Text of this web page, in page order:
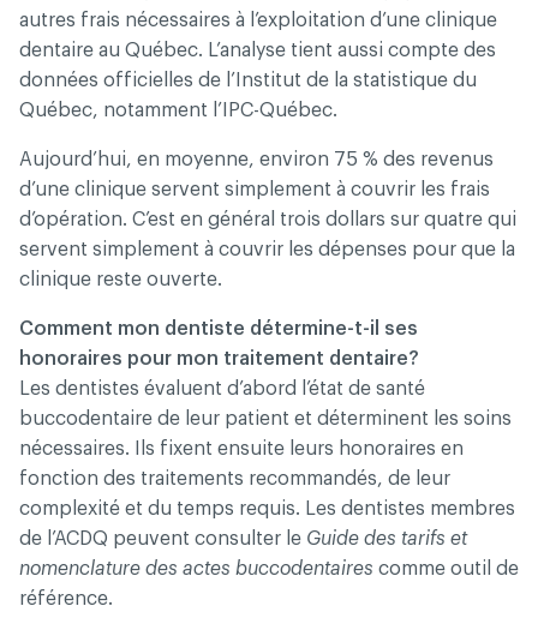
autres frais nécessaires à l’exploitation d’une clinique
dentaire au Québec. L’analyse tient aussi compte des
données officielles de l’Institut de la statistique du
Québec, notamment l’IPC-Québec.
Aujourd’hui, en moyenne, environ 75 % des revenus
d’une clinique servent simplement à couvrir les frais
d’opération. C’est en général trois dollars sur quatre qui
servent simplement à couvrir les dépenses pour que la
clinique reste ouverte.
Comment mon dentiste détermine-t-il ses
honoraires pour mon traitement dentaire?
Les dentistes évaluent d’abord l’état de santé
buccodentaire de leur patient et déterminent les soins
nécessaires. Ils fixent ensuite leurs honoraires en
fonction des traitements recommandés, de leur
complexité et du temps requis. Les dentistes membres
de l’ACDQ peuvent consulter le Guide des tarifs et
nomenclature des actes buccodentaires comme outil de
référence.